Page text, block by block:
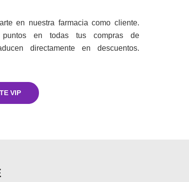
en nuestra farmacia como cliente.
puntos en todas tus compras de
directamente en descuentos.
VIP